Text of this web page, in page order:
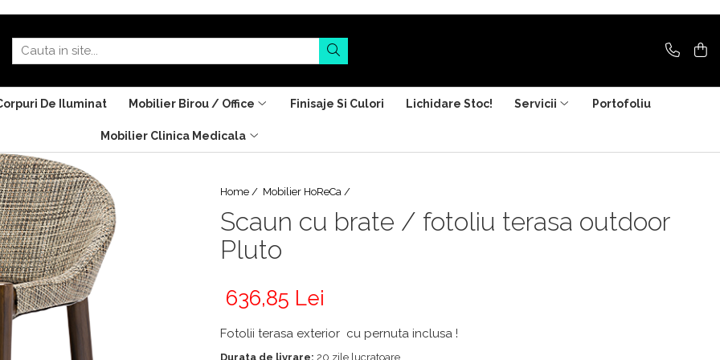
De Iluminat Mobilier Birou / Office Finisaje Si Culori Lichidare Stoc! Servicii Portofoliu
Mobilier Clinica Medicala
Home / Mobilier HoReCa /
Scaun cu brate / fotoliu terasa outdoor
Pluto
636,85 Lei
Fotolii terasa exterior cu pernuta inclusa !
Durata de livrare: 20 zile lucratoare